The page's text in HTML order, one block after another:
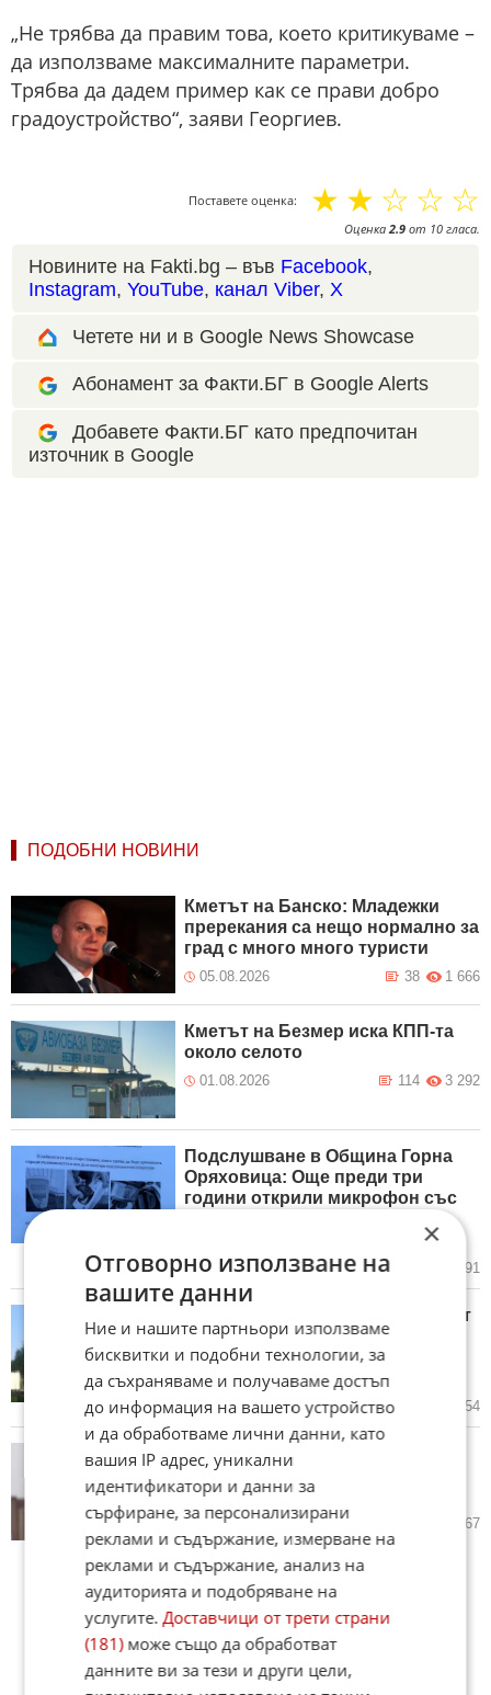
„Не трябва да правим това, което критикуваме –
да използваме максималните параметри.
Трябва да дадем пример как се прави добро
градоустройство“, заяви Георгиев.
Поставете оценка: ☆
☆
☆
☆
☆
Оценка2.9 от 10 гласа.
Новините на Fakti.bg – във Facebook,
Instagram, YouTube, канал Viber, X
Четете ни и в Google News Showcase
Абонамент за Факти.БГ в Google Alerts
Добавете Факти.БГ като предпочитан
източник в Google
ПОДОБНИ НОВИНИ
Кметът на Банско: Младежки
пререкания са нещо нормално за
град с много много туристи
05.08.2026 1 666
38
Кметът на Безмер иска КПП-та
около селото
01.08.2026 3 292
114
Подслушване в Община Горна
Оряховица: Още преди три
години открили микрофон със
31.07.2026 2 591
Кметът на Добринище поиска от
вътрешния министър да
възстанови полицейското
управление в града
30.07.2026 4 654
Атанас Пеканов: Щяхме да
загубим 800 млн. евро от ЕК
заради ГЕРБ
29.07.2026 1 967
×
Отговорно използване на
вашите данни
Ние и нашите партньори използваме
бисквитки и подобни технологии, за
да съхраняваме и получаваме достъп
до информация на вашето устройство
и да обработваме лични данни, като
вашия IP адрес, уникални
идентификатори и данни за
сърфиране, за персонализирани
реклами и съдържание, измерване на
реклами и съдържание, анализ на
аудиторията и подобряване на
услугите.Доставчици от трети страни
(181)може също да обработват
данните ви за тези и други цели,